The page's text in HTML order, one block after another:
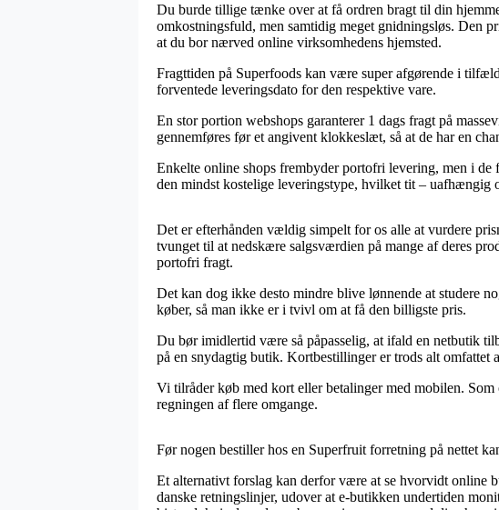
Du burde tillige tænke over at få ordren bragt til din
omkostningsfuld, men samtidig meget gnidningsløs. Den
at du bor nærved online virksomhedens hjemsted.
Fragttiden på Superfoods kan være super afgørende i
forventede leveringsdato for den respektive vare.
En stor portion webshops garanterer 1 dags fragt på
gennemføres før et angivent klokkeslæt, så at de har en
Enkelte online shops frembyder portofri levering, men i
den mindst kostelige leveringstype, hvilket tit – uafhængig
Det er efterhånden vældig simpelt for os alle at vurdere
tvunget til at nedskære salgsværdien på mange af deres
portofri fragt.
Det kan dog ikke desto mindre blive lønnende at studere
køber, så man ikke er i tvivl om at få den billigste pris.
Du bør imidlertid være så påpasselig, at ifald en netbutik
på en snydagtig butik. Kortbestillinger er trods alt
Vi tilråder køb med kort eller betalinger med mobilen.
regningen af flere omgange.
Før nogen bestiller hos en Superfruit forretning på nettet
Et alternativt forslag kan derfor være at se hvorvidt online
danske retningslinjer, udover at e-butikken undertiden